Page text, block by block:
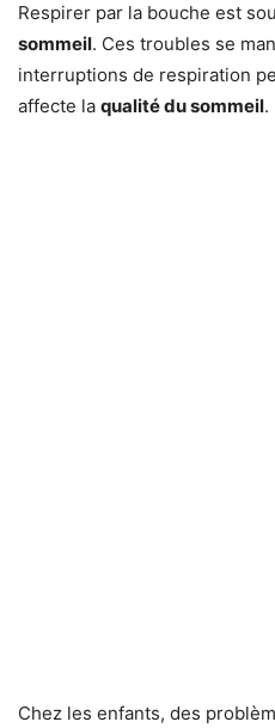
Respirer par la bouche est
sommeil. Ces troubles se
interruptions de respiration
affecte la qualité du sommeil.
Chez les enfants, des